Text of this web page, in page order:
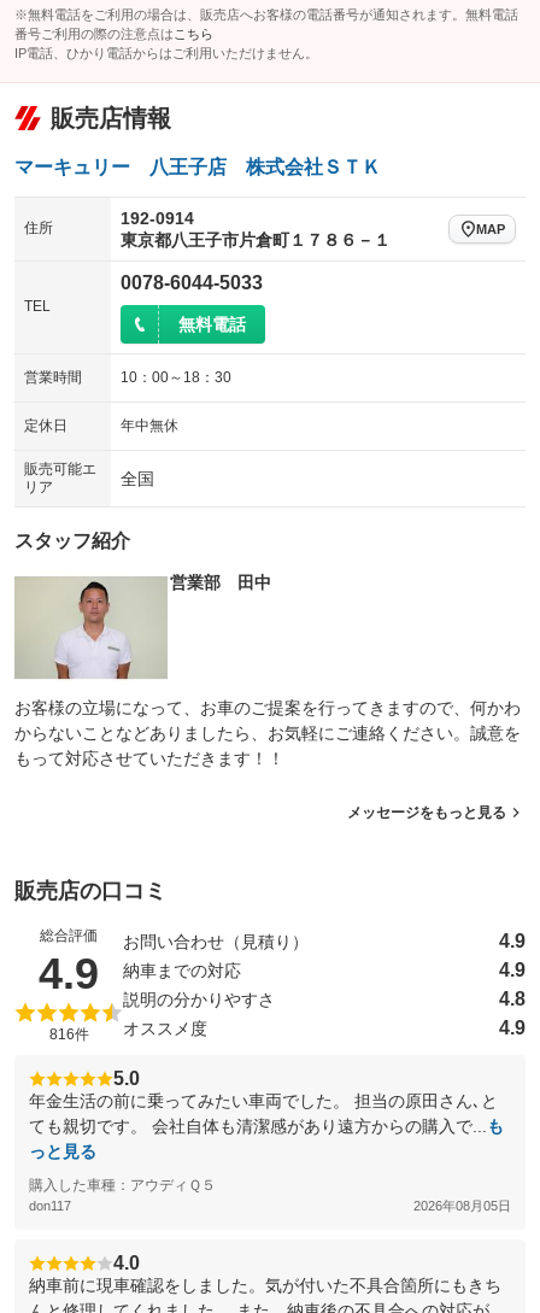
：装備あり
パワーシート
：装備あり 3列シート
：装備なし
ベンチシート
：装備なし ：装備なし
：装備なし
ウォークスルー 後席モニター
電動リアゲート
：装備なし
サイドカメラ
：装備なし
エアサスペンション
※無料電話をご利用の場合は、販売店へお客様の電話番号が通知されます。無料電話
番号ご利用の際の注意点は こちら
IP電話、ひかり電話からはご利用いただけません。
販売店情報
マーキュリー 八王子店 株式会社ＳＴＫ
住所
192-0914
東京都八王子市片倉町１７８６－１
MAP
TEL
0078-6044-5033
無料電話
営業時間 10：00～18：30
定休日 年中無休
販売可能エ
リア
全国
スタッフ紹介
営業部 田中
お客様の立場になって、お車のご提案を行ってきますので、何かわ
からないことなどありましたら、お気軽にご連絡ください。誠意を
もって対応させていただきます！！
メッセージをもっと見る
販売店の口コミ
総合評価
4.9 （5点満点中）
816件
お問い合わせ（見積り） 4.9
納車までの対応 4.9
説明の分かりやすさ 4.8
オススメ度 4.9
5.0
年金生活の前に乗ってみたい車両でした。 担当の原田さん､と
ても親切です。 会社自体も清潔感があり遠方からの購入で...
も
っと見る
購入した車種：アウディＱ５
don117 2026年08月05日
4.0
納車前に現車確認をしました。気が付いた不具合箇所にもきち